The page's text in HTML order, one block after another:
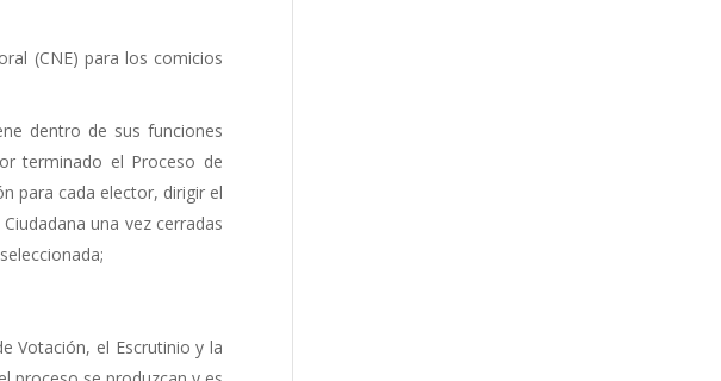
(CNE) para los comicios
dentro de sus funciones
terminado el Proceso de
para cada elector, dirigir el
una vez cerradas
Votación, el Escrutinio y la